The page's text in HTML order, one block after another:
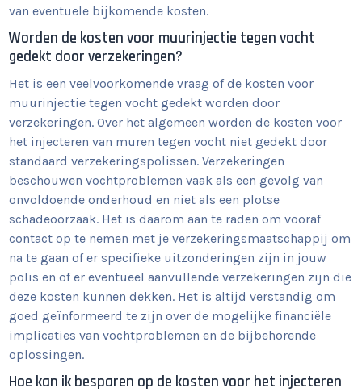
van eventuele bijkomende kosten.
Worden de kosten voor muurinjectie tegen vocht
gedekt door verzekeringen?
Het is een veelvoorkomende vraag of de kosten voor
muurinjectie tegen vocht gedekt worden door
verzekeringen. Over het algemeen worden de kosten voor
het injecteren van muren tegen vocht niet gedekt door
standaard verzekeringspolissen. Verzekeringen
beschouwen vochtproblemen vaak als een gevolg van
onvoldoende onderhoud en niet als een plotse
schadeoorzaak. Het is daarom aan te raden om vooraf
contact op te nemen met je verzekeringsmaatschappij om
na te gaan of er specifieke uitzonderingen zijn in jouw
polis en of er eventueel aanvullende verzekeringen zijn die
deze kosten kunnen dekken. Het is altijd verstandig om
goed geïnformeerd te zijn over de mogelijke financiële
implicaties van vochtproblemen en de bijbehorende
oplossingen.
Hoe kan ik besparen op de kosten voor het injecteren